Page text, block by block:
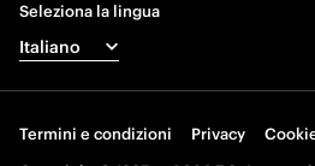
Seleziona la lingua
Termini e condizioni Privacy